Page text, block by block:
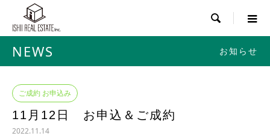

NEWS お知らせ
ご成約 お申込み
11月12日 お申込＆ご成約
2022.11.14